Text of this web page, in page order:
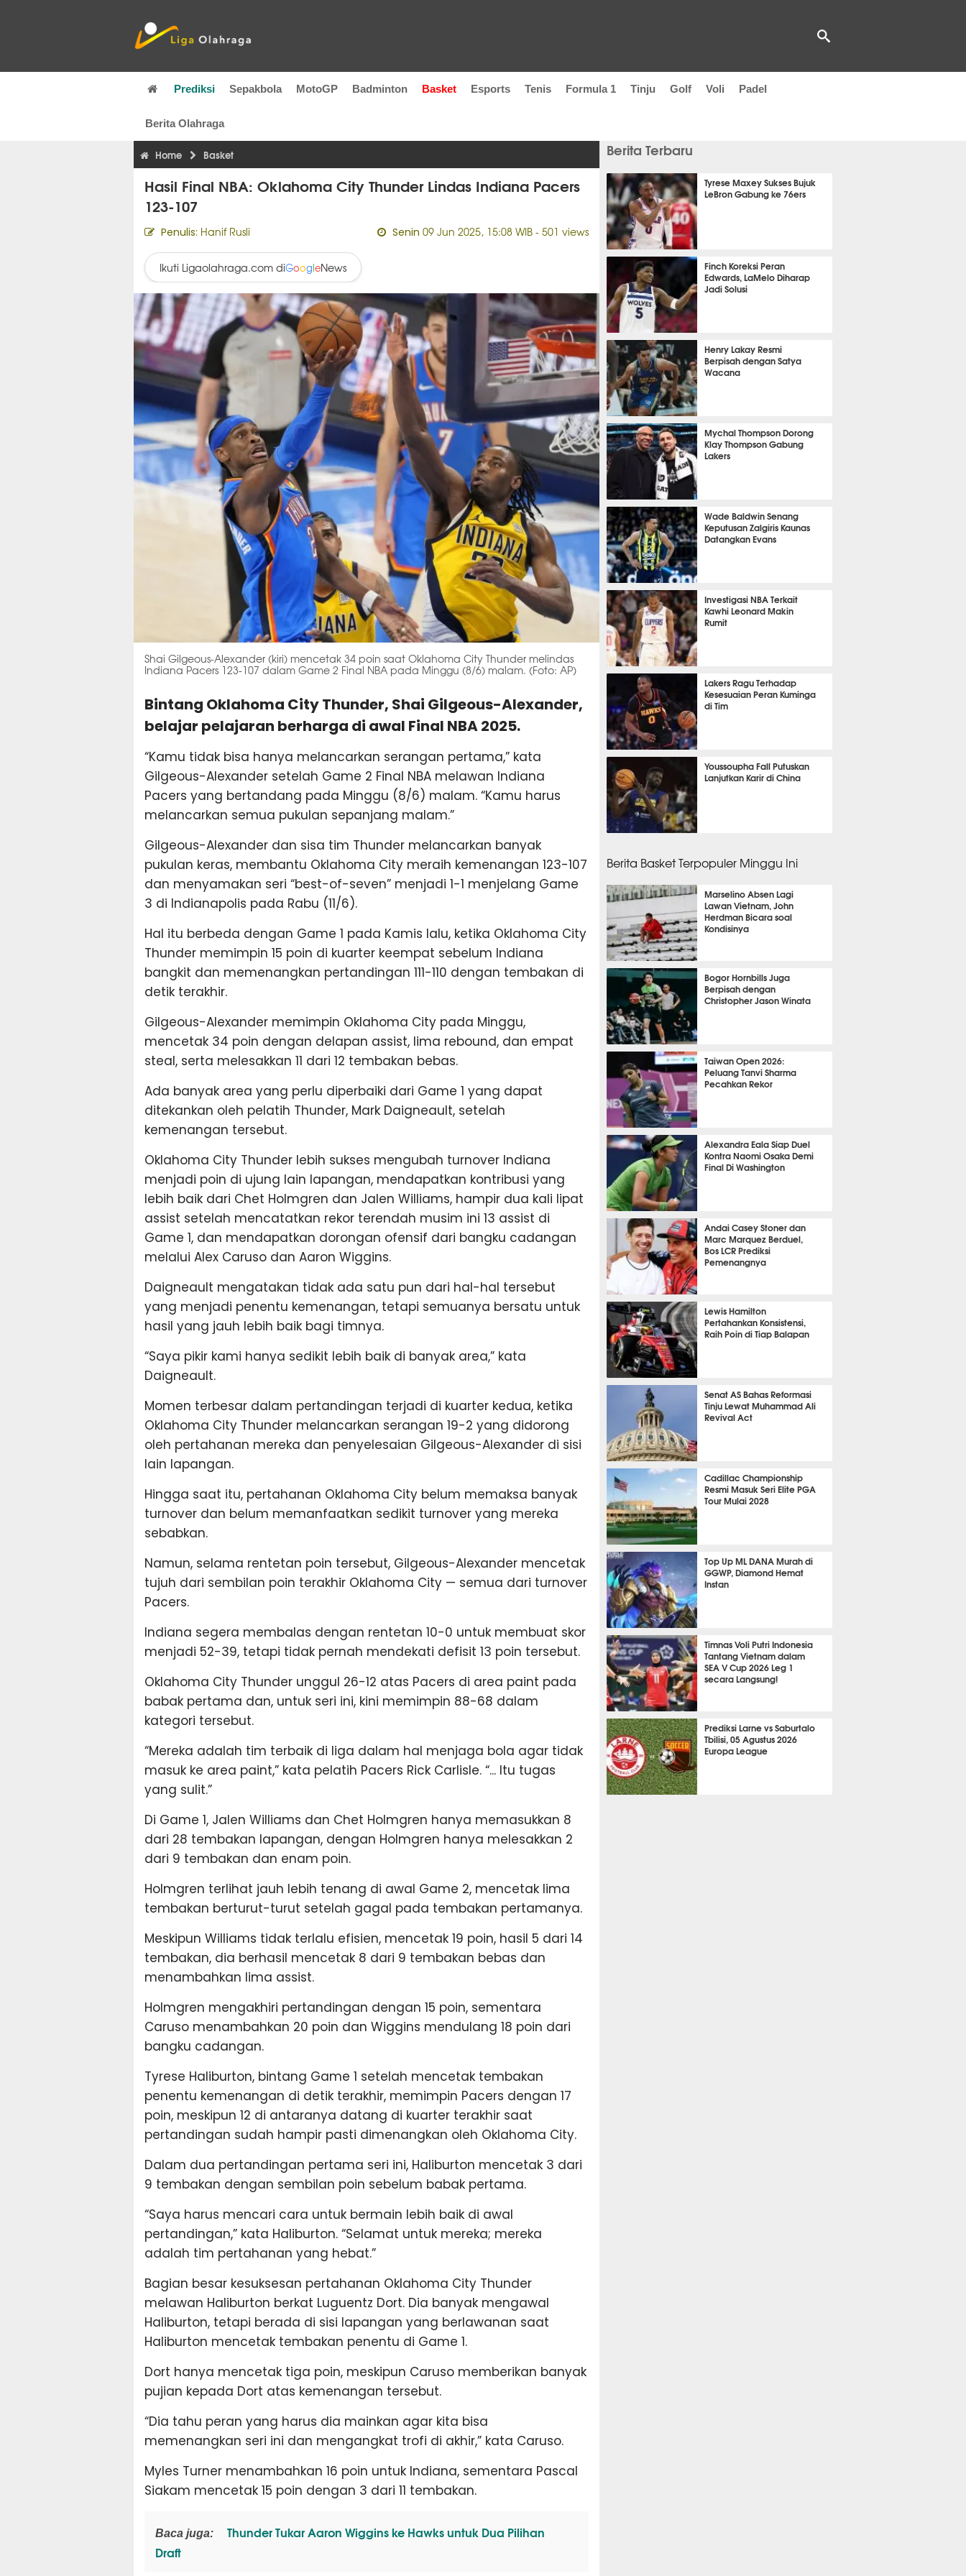
Prediksi Sepakbola MotoGP Badminton Basket Esports Tenis Formula 1 Tinju Golf Voli Padel
Berita Olahraga
Home Basket
Hasil Final NBA: Oklahoma City Thunder Lindas Indiana Pacers
123-107
Penulis: Hanif Rusli Senin 09 Jun 2025, 15:08 WIB- 501 views
Ikuti Ligaolahraga.com diGoogleNews
Shai Gilgeous-Alexander (kiri) mencetak 34 poin saat Oklahoma City Thunder melindas
Indiana Pacers 123-107 dalam Game 2 Final NBA pada Minggu (8/6) malam. (Foto: AP)
Bintang Oklahoma City Thunder, Shai Gilgeous-Alexander,
belajar pelajaran berharga di awal Final NBA 2025.
“Kamu tidak bisa hanya melancarkan serangan pertama,” kata
Gilgeous-Alexander setelah Game 2 Final NBA melawan Indiana
Pacers yang bertandang pada Minggu (8/6) malam. “Kamu harus
melancarkan semua pukulan sepanjang malam.”
Gilgeous-Alexander dan sisa tim Thunder melancarkan banyak
pukulan keras, membantu Oklahoma City meraih kemenangan 123-107
dan menyamakan seri “best-of-seven” menjadi 1-1 menjelang Game
3 di Indianapolis pada Rabu (11/6).
Hal itu berbeda dengan Game 1 pada Kamis lalu, ketika Oklahoma City
Thunder memimpin 15 poin di kuarter keempat sebelum Indiana
bangkit dan memenangkan pertandingan 111-110 dengan tembakan di
detik terakhir.
Gilgeous-Alexander memimpin Oklahoma City pada Minggu,
mencetak 34 poin dengan delapan assist, lima rebound, dan empat
steal, serta melesakkan 11 dari 12 tembakan bebas.
Ada banyak area yang perlu diperbaiki dari Game 1 yang dapat
ditekankan oleh pelatih Thunder, Mark Daigneault, setelah
kemenangan tersebut.
Oklahoma City Thunder lebih sukses mengubah turnover Indiana
menjadi poin di ujung lain lapangan, mendapatkan kontribusi yang
lebih baik dari Chet Holmgren dan Jalen Williams, hampir dua kali lipat
assist setelah mencatatkan rekor terendah musim ini 13 assist di
Game 1, dan mendapatkan dorongan ofensif dari bangku cadangan
melalui Alex Caruso dan Aaron Wiggins.
Daigneault mengatakan tidak ada satu pun dari hal-hal tersebut
yang menjadi penentu kemenangan, tetapi semuanya bersatu untuk
hasil yang jauh lebih baik bagi timnya.
“Saya pikir kami hanya sedikit lebih baik di banyak area,” kata
Daigneault.
Momen terbesar dalam pertandingan terjadi di kuarter kedua, ketika
Oklahoma City Thunder melancarkan serangan 19-2 yang didorong
oleh pertahanan mereka dan penyelesaian Gilgeous-Alexander di sisi
lain lapangan.
Hingga saat itu, pertahanan Oklahoma City belum memaksa banyak
turnover dan belum memanfaatkan sedikit turnover yang mereka
sebabkan.
Namun, selama rentetan poin tersebut, Gilgeous-Alexander mencetak
tujuh dari sembilan poin terakhir Oklahoma City — semua dari turnover
Pacers.
Indiana segera membalas dengan rentetan 10-0 untuk membuat skor
menjadi 52-39, tetapi tidak pernah mendekati defisit 13 poin tersebut.
Oklahoma City Thunder unggul 26-12 atas Pacers di area paint pada
babak pertama dan, untuk seri ini, kini memimpin 88-68 dalam
kategori tersebut.
“Mereka adalah tim terbaik di liga dalam hal menjaga bola agar tidak
masuk ke area paint,” kata pelatih Pacers Rick Carlisle. “... Itu tugas
yang sulit.”
Di Game 1, Jalen Williams dan Chet Holmgren hanya memasukkan 8
dari 28 tembakan lapangan, dengan Holmgren hanya melesakkan 2
dari 9 tembakan dan enam poin.
Holmgren terlihat jauh lebih tenang di awal Game 2, mencetak lima
tembakan berturut-turut setelah gagal pada tembakan pertamanya.
Meskipun Williams tidak terlalu efisien, mencetak 19 poin, hasil 5 dari 14
tembakan, dia berhasil mencetak 8 dari 9 tembakan bebas dan
menambahkan lima assist.
Holmgren mengakhiri pertandingan dengan 15 poin, sementara
Caruso menambahkan 20 poin dan Wiggins mendulang 18 poin dari
bangku cadangan.
Tyrese Haliburton, bintang Game 1 setelah mencetak tembakan
penentu kemenangan di detik terakhir, memimpin Pacers dengan 17
poin, meskipun 12 di antaranya datang di kuarter terakhir saat
pertandingan sudah hampir pasti dimenangkan oleh Oklahoma City.
Dalam dua pertandingan pertama seri ini, Haliburton mencetak 3 dari
9 tembakan dengan sembilan poin sebelum babak pertama.
“Saya harus mencari cara untuk bermain lebih baik di awal
pertandingan,” kata Haliburton. “Selamat untuk mereka; mereka
adalah tim pertahanan yang hebat.”
Bagian besar kesuksesan pertahanan Oklahoma City Thunder
melawan Haliburton berkat Luguentz Dort. Dia banyak mengawal
Haliburton, tetapi berada di sisi lapangan yang berlawanan saat
Haliburton mencetak tembakan penentu di Game 1.
Dort hanya mencetak tiga poin, meskipun Caruso memberikan banyak
pujian kepada Dort atas kemenangan tersebut.
“Dia tahu peran yang harus dia mainkan agar kita bisa
memenangkan seri ini dan mengangkat trofi di akhir,” kata Caruso.
Myles Turner menambahkan 16 poin untuk Indiana, sementara Pascal
Siakam mencetak 15 poin dengan 3 dari 11 tembakan.
Baca juga:
Thunder Tukar Aaron Wiggins ke Hawks untuk Dua Pilihan
Draft
Berita Terbaru
Tyrese Maxey Sukses Bujuk
LeBron Gabung ke 76ers
32 menit 13 detik lalu
Finch Koreksi Peran
Edwards, LaMelo Diharap
Jadi Solusi
2 jam 32 menit lalu
Henry Lakay Resmi
Berpisah dengan Satya
Wacana
3 jam 7 menit lalu
Mychal Thompson Dorong
Klay Thompson Gabung
Lakers
3 jam 23 menit lalu
Wade Baldwin Senang
Keputusan Zalgiris Kaunas
Datangkan Evans
4 jam 8 menit lalu
Investigasi NBA Terkait
Kawhi Leonard Makin
Rumit
5 jam 5 menit lalu
Lakers Ragu Terhadap
Kesesuaian Peran Kuminga
di Tim
5 jam 53 menit lalu
Youssoupha Fall Putuskan
Lanjutkan Karir di China
Berita Basket Terpopuler Minggu Ini
Marselino Absen Lagi
Lawan Vietnam, John
Herdman Bicara soal
Kondisinya
SEPAK BOLA
Bogor Hornbills Juga
Berpisah dengan
Christopher Jason Winata
BASKET
Taiwan Open 2026:
Peluang Tanvi Sharma
Pecahkan Rekor
BADMINTON
Alexandra Eala Siap Duel
Kontra Naomi Osaka Demi
Final Di Washington
TENIS
Andai Casey Stoner dan
Marc Marquez Berduel,
Bos LCR Prediksi
Pemenangnya
MOTOGP
Lewis Hamilton
Pertahankan Konsistensi,
Raih Poin di Tiap Balapan
F1
Senat AS Bahas Reformasi
Tinju Lewat Muhammad Ali
Revival Act
TINJU
Cadillac Championship
Resmi Masuk Seri Elite PGA
Tour Mulai 2028
GOLF
Top Up ML DANA Murah di
GGWP, Diamond Hemat
Instan
ESPORTS
Timnas Voli Putri Indonesia
Tantang Vietnam dalam
SEA V Cup 2026 Leg 1
secara Langsung!
OLAHRAGA LAIN
Prediksi Larne vs Saburtalo
Tbilisi, 05 Agustus 2026
Europa League